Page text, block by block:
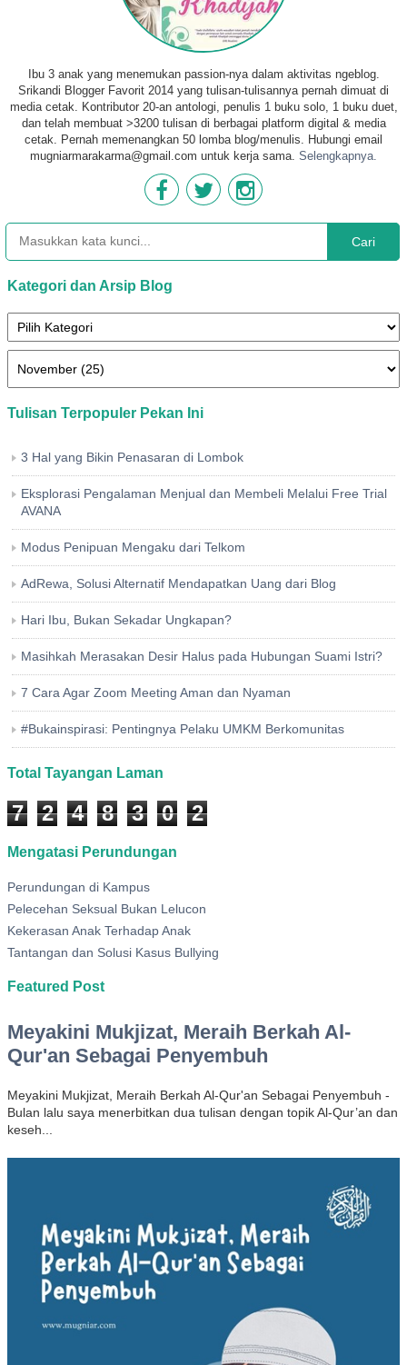
Ibu 3 anak yang menemukan passion-nya dalam aktivitas ngeblog.
Srikandi Blogger Favorit 2014 yang tulisan-tulisannya pernah dimuat di
media cetak. Kontributor 20-an antologi, penulis 1 buku solo, 1 buku duet,
dan telah membuat >3200 tulisan di berbagai platform digital & media
cetak. Pernah memenangkan 50 lomba blog/menulis. Hubungi email
mugniarmarakarma@gmail.com untuk kerja sama. Selengkapnya.
Cari
Kategori dan Arsip Blog
Tulisan Terpopuler Pekan Ini
3 Hal yang Bikin Penasaran di Lombok
Eksplorasi Pengalaman Menjual dan Membeli Melalui Free Trial
AVANA
Modus Penipuan Mengaku dari Telkom
AdRewa, Solusi Alternatif Mendapatkan Uang dari Blog
Hari Ibu, Bukan Sekadar Ungkapan?
Masihkah Merasakan Desir Halus pada Hubungan Suami Istri?
7 Cara Agar Zoom Meeting Aman dan Nyaman
#Bukainspirasi: Pentingnya Pelaku UMKM Berkomunitas
Total Tayangan Laman
7 2 4 8 3 0 2
Mengatasi Perundungan
Perundungan di Kampus
Pelecehan Seksual Bukan Lelucon
Kekerasan Anak Terhadap Anak
Tantangan dan Solusi Kasus Bullying
Featured Post
Meyakini Mukjizat, Meraih Berkah Al-
Qur'an Sebagai Penyembuh
Meyakini Mukjizat, Meraih Berkah Al-Qur'an Sebagai Penyembuh -
Bulan lalu saya menerbitkan dua tulisan dengan topik Al-Qur’an dan
keseh...